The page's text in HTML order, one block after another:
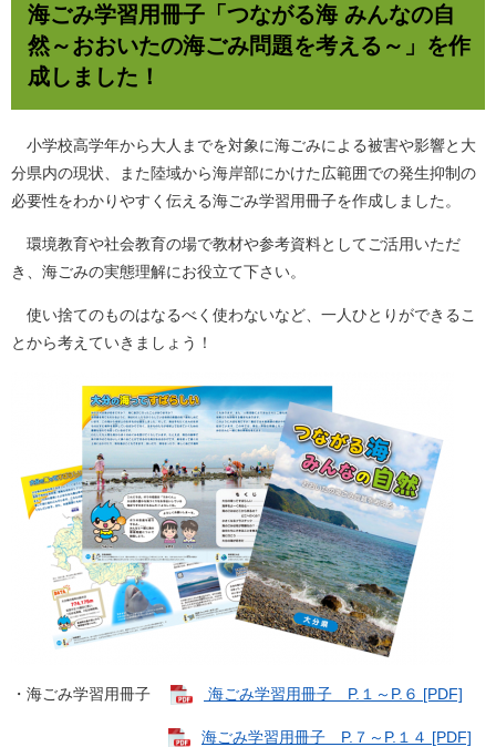
海ごみ学習用冊子「つながる海 みんなの自
然～おおいたの海ごみ問題を考える～」を作
成しました！
小学校高学年から大人までを対象に海ごみによる被害や影響と大
分県内の現状、また陸域から海岸部にかけた広範囲での発生抑制の
必要性をわかりやすく伝える海ごみ学習用冊子を作成しました。
環境教育や社会教育の場で教材や参考資料としてご活用いただ
き、海ごみの実態理解にお役立て下さい。
使い捨てのものはなるべく使わないなど、一人ひとりができるこ
とから考えていきましょう！
・海ごみ学習用冊子 海ごみ学習用冊子 P.１～P.６ [PDF]
海ごみ学習用冊子 P.７～P.１４ [PDF]